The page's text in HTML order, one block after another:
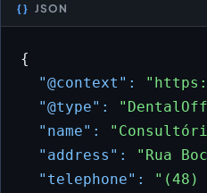
JSON
{
"@context":
"@type":
"name":
"address":
"Rua
"telephone":
"(48)